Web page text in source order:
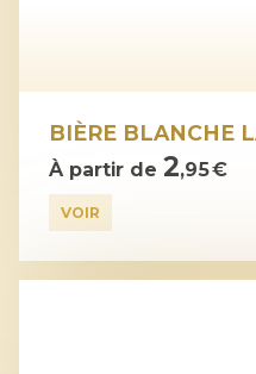
BIÈRE BLANCHE
À partir de 2,95 €
VOIR